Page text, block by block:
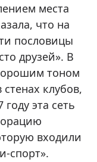
места
что на
пословицы
друзей». В
тоном
клубов,
эта сеть
входили
спорт».